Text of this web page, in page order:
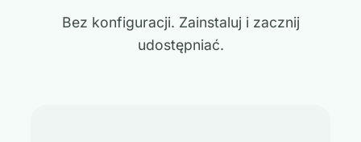
Bez konfiguracji. Zainstaluj i zacznij
udostępniać.